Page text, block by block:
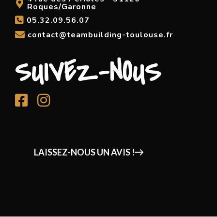
Roques/Garonne
05.32.09.56.07
contact@teambuilding-toulouse.fr
SUIVEZ-NOUS
LAISSEZ-NOUS UN AVIS !